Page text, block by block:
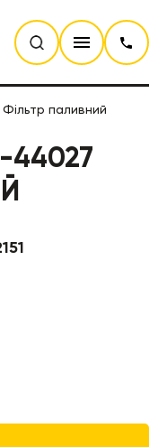
паливний
44027